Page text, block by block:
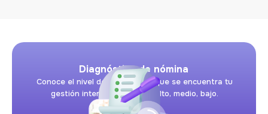
Diagnóstico de nómina
Conoce el nivel de riesgo en el que se encuentra tu
gestión interna de nómina: alto, medio, bajo.